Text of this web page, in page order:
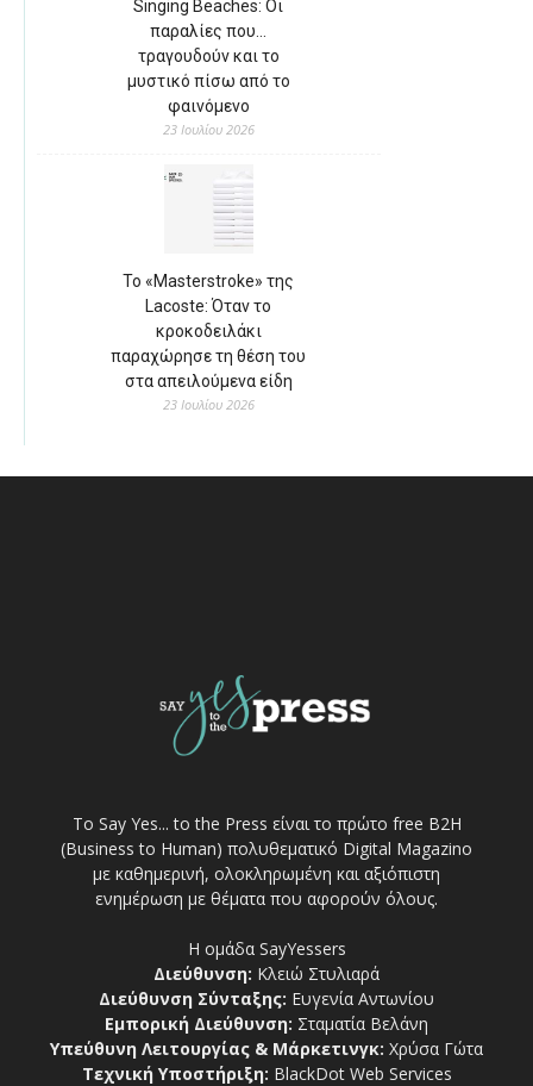
Singing Beaches: Οι
παραλίες που…
τραγουδούν και το
μυστικό πίσω από το
φαινόμενο
23 Ιουλίου 2026
Το «Masterstroke» της
Lacoste: Όταν το
κροκοδειλάκι
παραχώρησε τη θέση του
στα απειλούμενα είδη
23 Ιουλίου 2026
Το Say Yes... to the Press είναι το πρώτο free Β2Η
(Business to Human) πολυθεματικό Digital Magazino
με καθημερινή, ολοκληρωμένη και αξιόπιστη
ενημέρωση με θέματα που αφορούν όλους.
Η ομάδα SayYessers
Διεύθυνση: Κλειώ Στυλιαρά
Διεύθυνση Σύνταξης: Ευγενία Αντωνίου
Εμπορική Διεύθυνση: Σταματία Βελάνη
Υπεύθυνη Λειτουργίας & Μάρκετινγκ: Χρύσα Γώτα
Τεχνική Υποστήριξη: BlackDot Web Services